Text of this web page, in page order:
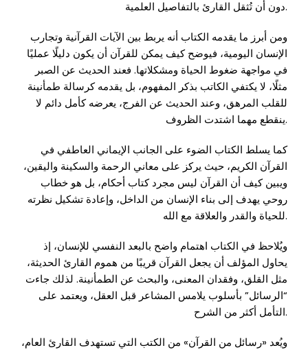
دون أن تُثقل القارئ بالتفاصيل العلمية.
ومن أبرز ما يقدمه الكتاب أنه يربط بين الآيات القرآنية وتجارب
الإنسان اليومية، فيوضح كيف يمكن للقرآن أن يكون دليلًا عمليًا
في مواجهة ضغوط الحياة ومشكلاتها. فعند الحديث عن الصبر
مثلًا، لا يكتفي الكاتب بذكر المفهوم، بل يقدمه كرسالة طمأنينة
للقلب المرهق، وعند الحديث عن الفرج، يعرضه كأمل دائم لا
ينقطع مهما اشتدت الظروف.
كما يسلط الكتاب الضوء على الجانب الإيماني العاطفي في
القرآن الكريم، حيث يركز على معاني الرحمة والسكينة واليقين،
ويبين كيف أن القرآن ليس مجرد كتاب أحكام، بل هو خطاب
روحي يهدف إلى بناء الإنسان من الداخل، وإعادة تشكيل نظرته
للحياة والقدر والعلاقة مع الله.
ويُلاحظ في الكتاب اهتمام واضح بالبعد النفسي للإنسان، إذ
يحاول المؤلف أن يجعل القرآن قريبًا من هموم القارئ الحديثة،
مثل القلق، وفقدان المعنى، والبحث عن الطمأنينة. لذلك جاءت
“الرسائل” بأسلوب يلامس المشاعر قبل العقل، ويعتمد على
التأمل أكثر من الشرح.
ويُعد «رسائل من القرآن» من الكتب التي تستهدف القارئ العام،